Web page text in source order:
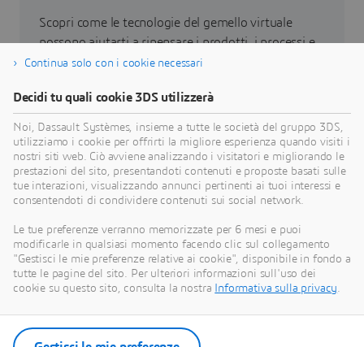
Scopri come le tecnologie del gemello virtuale
possono aiutarti a ripensare i prodotti, i processi e
persino i modelli di business per realizzare
Vai alla sostenibilità
Le nostre ultime notizie
Scopri tutti i comunicati stampa e le risorse
multimedia di Dassault Systèmes.
Entra nella nostra sala stampa
Continua solo con i cookie necessari
Decidi tu quali cookie 3DS utilizzerà
Noi, Dassault Systèmes, insieme a tutte le società del gruppo 3DS,
utilizziamo i cookie per offrirti la migliore esperienza quando visiti i
nostri siti web. Ciò avviene analizzando i visitatori e migliorando le
prestazioni del sito, presentandoti contenuti e proposte basati sulle
tue interazioni, visualizzando annunci pertinenti ai tuoi interessi e
consentendoti di condividere contenuti sui social network.
Le tue preferenze verranno memorizzate per 6 mesi e puoi
modificarle in qualsiasi momento facendo clic sul collegamento
"Gestisci le mie preferenze relative ai cookie", disponibile in fondo a
tutte le pagine del sito. Per ulteriori informazioni sull'uso dei
cookie su questo sito, consulta la nostra
Informativa sulla privacy.